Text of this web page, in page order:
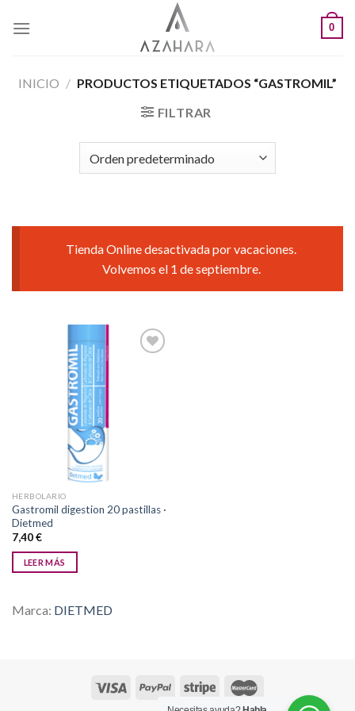
0
INICIO / PRODUCTOS ETIQUETADOS “GASTROMIL”
FILTRAR
Tienda Online desactivada por vacaciones.
Volvemos el 1 de septiembre.
HERBOLARIO
Gastromil digestion 20 pastillas ·
Dietmed
7,40€
LEER MÁS
Marca: DIETMED